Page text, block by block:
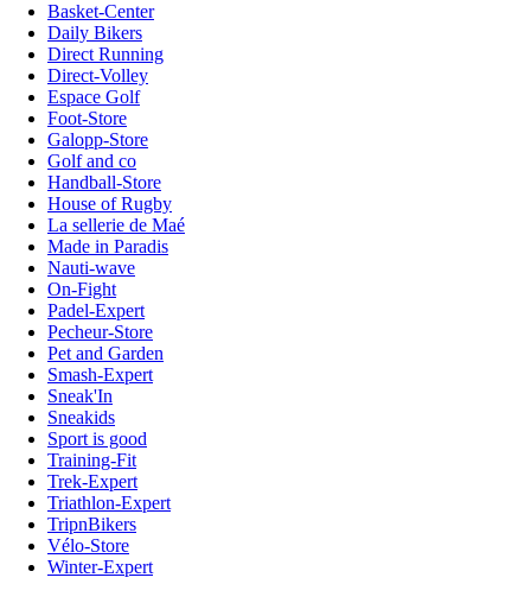
Basket-Center
Daily Bikers
Direct Running
Direct-Volley
Espace Golf
Foot-Store
Galopp-Store
Golf and co
Handball-Store
House of Rugby
La sellerie de Maé
Made in Paradis
Nauti-wave
On-Fight
Padel-Expert
Pecheur-Store
Pet and Garden
Smash-Expert
Sneak'In
Sneakids
Sport is good
Training-Fit
Trek-Expert
Triathlon-Expert
TripnBikers
Vélo-Store
Winter-Expert